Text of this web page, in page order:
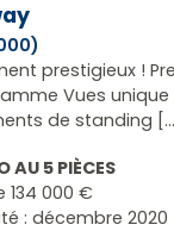
prestigieux !
Vues unique
de standing
AU 5 PIÈCES
134 000 €
: décembre 2020